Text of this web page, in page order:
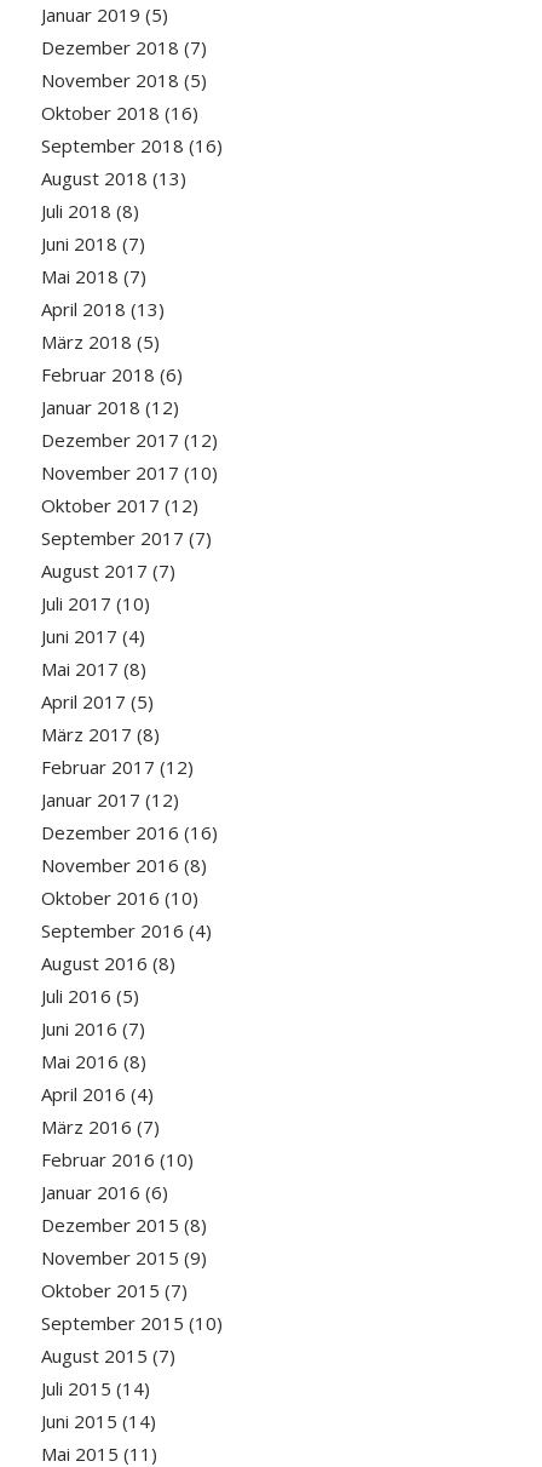
Januar 2019 (5)
Dezember 2018 (7)
November 2018 (5)
Oktober 2018 (16)
September 2018 (16)
August 2018 (13)
Juli 2018 (8)
Juni 2018 (7)
Mai 2018 (7)
April 2018 (13)
März 2018 (5)
Februar 2018 (6)
Januar 2018 (12)
Dezember 2017 (12)
November 2017 (10)
Oktober 2017 (12)
September 2017 (7)
August 2017 (7)
Juli 2017 (10)
Juni 2017 (4)
Mai 2017 (8)
April 2017 (5)
März 2017 (8)
Februar 2017 (12)
Januar 2017 (12)
Dezember 2016 (16)
November 2016 (8)
Oktober 2016 (10)
September 2016 (4)
August 2016 (8)
Juli 2016 (5)
Juni 2016 (7)
Mai 2016 (8)
April 2016 (4)
März 2016 (7)
Februar 2016 (10)
Januar 2016 (6)
Dezember 2015 (8)
November 2015 (9)
Oktober 2015 (7)
September 2015 (10)
August 2015 (7)
Juli 2015 (14)
Juni 2015 (14)
Mai 2015 (11)